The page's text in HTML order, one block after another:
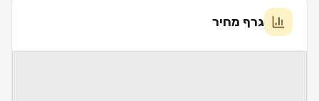
גרף מחיר